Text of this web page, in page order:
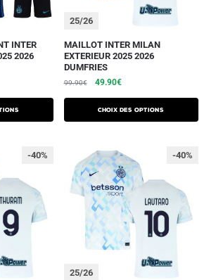
INTER
2026
25/26
MAILLOT INTER MILAN
EXTERIEUR 2025 2026
DUMFRIES
99.90€ 49.90€
Choix des options
-40%
25/26
-40%